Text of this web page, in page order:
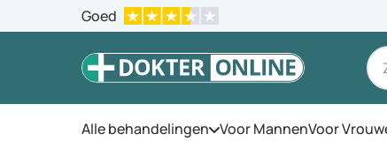
Goed
Alle behandelingen Open het menu
Voor MannenVoor